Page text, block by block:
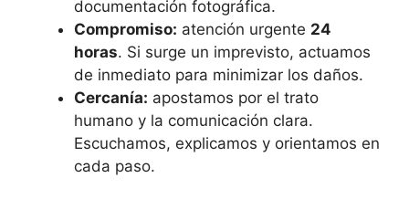
documentación fotográfica.
Compromiso: atención urgente 24
horas. Si surge un imprevisto, actuamos
de inmediato para minimizar los daños.
Cercanía: apostamos por el trato
humano y la comunicación clara.
Escuchamos, explicamos y orientamos en
cada paso.